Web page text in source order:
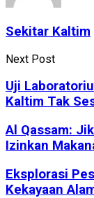
Sekitar Kaltim
Next Post
Uji
Kaltim Tak
Al Qassam:
Izinkan
Eksplorasi
Kekayaan